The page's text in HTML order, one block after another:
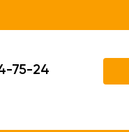
75-24